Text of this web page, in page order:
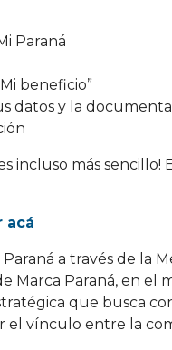
Paraná
beneficio”
datos y la
incluso más sencillo!
acá
a través de la
Marca Paraná, en el
que busca
vínculo entre la